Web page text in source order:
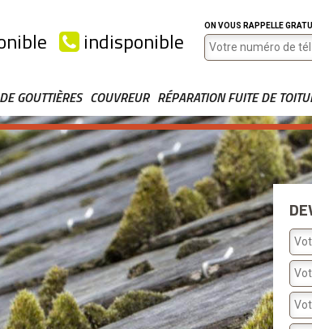
indisponible
ON VOUS RAPPELLE
GOUTTIÈRES COUVREUR RÉPARATION FUITE DE